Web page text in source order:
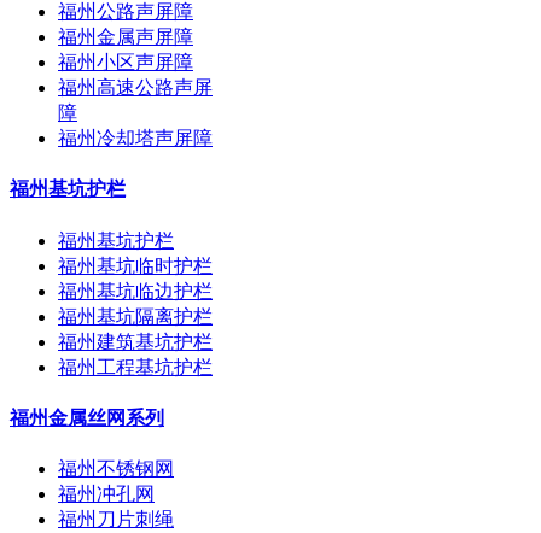
福州公路声屏障
福州金属声屏障
福州小区声屏障
福州高速公路声屏
障
福州冷却塔声屏障
福州基坑护栏
福州基坑护栏
福州基坑临时护栏
福州基坑临边护栏
福州基坑隔离护栏
福州建筑基坑护栏
福州工程基坑护栏
福州金属丝网系列
福州不锈钢网
福州冲孔网
福州刀片刺绳